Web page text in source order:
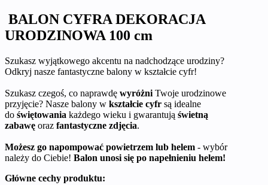
BALON CYFRA DEKORACJA
URODZINOWA 100 cm
Szukasz wyjątkowego akcentu na nadchodzące urodziny?
Odkryj nasze fantastyczne balony w kształcie cyfr!
Szukasz czegoś, co naprawdę wyróżni Twoje urodzinowe
przyjęcie? Nasze balony w kształcie cyfr są idealne
do świętowania każdego wieku i gwarantują świetną
zabawę oraz fantastyczne zdjęcia.
Możesz go napompować powietrzem lub helem - wybór
należy do Ciebie! Balon unosi się po napełnieniu helem!
Główne cechy produktu: